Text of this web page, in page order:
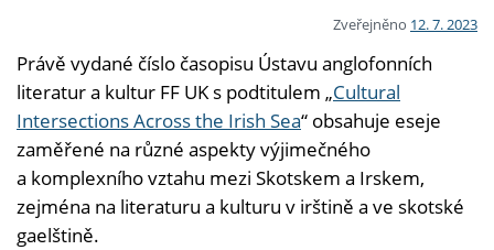
Zveřejněno 12. 7. 2023
Právě vydané číslo časopisu Ústavu anglofonních
literatur a kultur FF UK s podtitulem „Cultural
Intersections Across the Irish Sea“ obsahuje eseje
zaměřené na různé aspekty výjimečného
a komplexního vztahu mezi Skotskem a Irskem,
zejména na literaturu a kulturu v irštině a ve skotské
gaelštině.